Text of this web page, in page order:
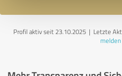
Profil aktiv seit 23.10.2025 | Letzte
melden